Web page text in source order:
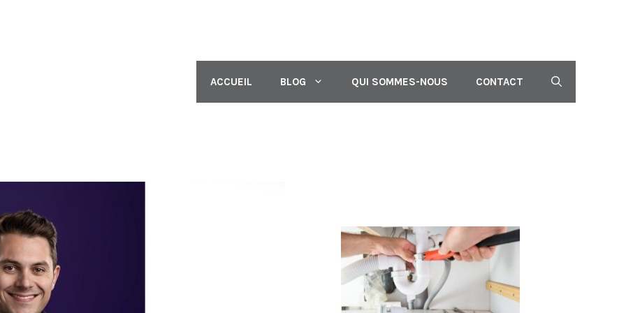
ACCUEIL BLOG QUI SOMMES-NOUS CONTACT